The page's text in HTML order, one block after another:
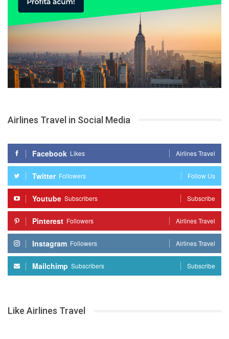
Airlines Travel in Social Media
Facebook Likes Airlines Travel
Twitter Followers Follow Us
Youtube Subscribers Subscribe
Pinterest Followers Airlines Travel
Instagram Followers Airlines Travel
Mailchimp Subscribers Subscribe
Like Airlines Travel